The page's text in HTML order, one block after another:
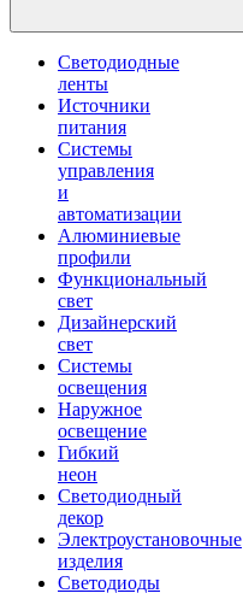
Светодиодные
ленты
Источники
питания
Системы
управления
и
автоматизации
Алюминиевые
профили
Функциональный
свет
Дизайнерский
свет
Системы
освещения
Наружное
освещение
Гибкий
неон
Светодиодный
декор
Электроустановочные
изделия
Светодиоды